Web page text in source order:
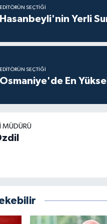
EDITÖRÜN SEÇTIĞI
Hasanbeyli'nin Yerli
EDITÖRÜN SEÇTIĞI
Osmaniye'de En
MÜDÜRÜ